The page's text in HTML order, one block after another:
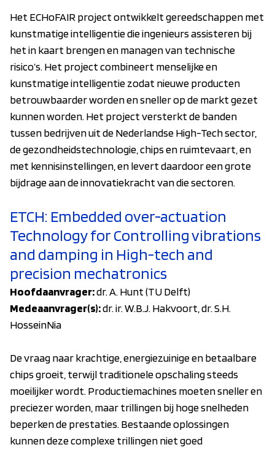
Het ECHoFAIR project ontwikkelt gereedschappen met
kunstmatige intelligentie die ingenieurs assisteren bij
het in kaart brengen en managen van technische
risico’s. Het project combineert menselijke en
kunstmatige intelligentie zodat nieuwe producten
betrouwbaarder worden en sneller op de markt gezet
kunnen worden. Het project versterkt de banden
tussen bedrijven uit de Nederlandse High-Tech sector,
de gezondheidstechnologie, chips en ruimtevaart, en
met kennisinstellingen, en levert daardoor een grote
bijdrage aan de innovatiekracht van die sectoren.
ETCH: Embedded over-actuation
Technology for Controlling vibrations
and damping in High-tech and
precision mechatronics
Hoofdaanvrager:dr. A. Hunt (TU Delft)
Medeaanvrager(s):dr. ir. W.B.J. Hakvoort, dr. S.H.
HosseinNia
De vraag naar krachtige, energiezuinige en betaalbare
chips groeit, terwijl traditionele opschaling steeds
moeilijker wordt. Productiemachines moeten sneller en
preciezer worden, maar trillingen bij hoge snelheden
beperken de prestaties. Bestaande oplossingen
kunnen deze complexe trillingen niet goed